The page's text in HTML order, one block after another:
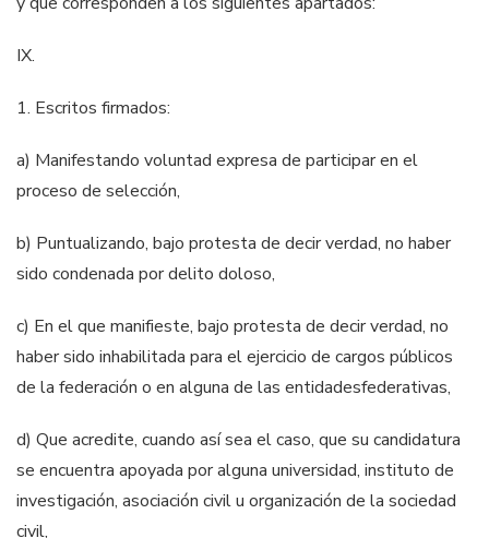
IX.
1. Escritos firmados:
a) Manifestando voluntad expresa de participar en el
proceso de selección,
b) Puntualizando, bajo protesta de decir verdad, no haber
sido condenada por delito doloso,
c) En el que manifieste, bajo protesta de decir verdad, no
haber sido inhabilitada para el ejercicio de cargos públicos
de la federación o en alguna de las entidadesfederativas,
d) Que acredite, cuando así sea el caso, que su candidatura
se encuentra apoyada por alguna universidad, instituto de
investigación, asociación civil u organización de la sociedad
civil,